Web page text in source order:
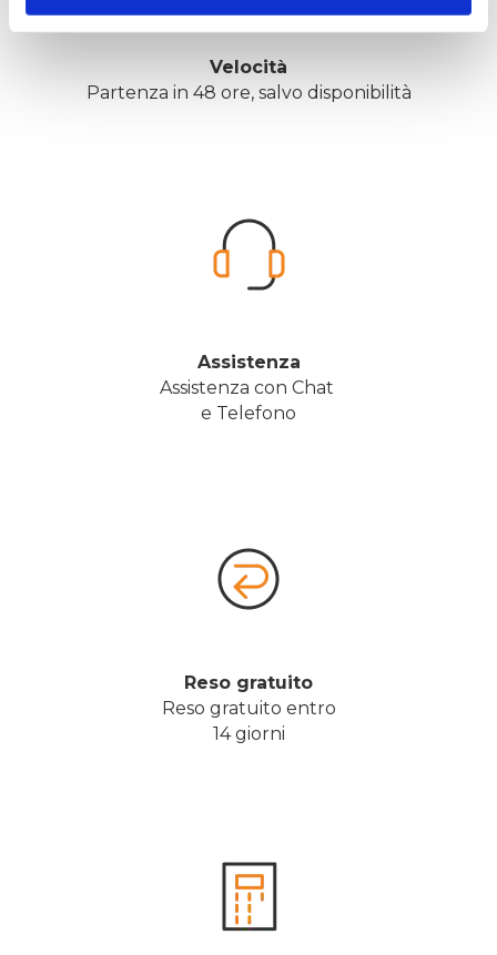
Velocità
Partenza in 48 ore, salvo disponibilità
Assistenza
Assistenza con Chat
e Telefono
Reso gratuito
Reso gratuito entro
14 giorni